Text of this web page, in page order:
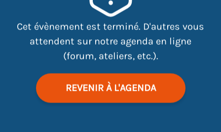
Cet évènement est terminé. D'autres vous
attendent sur notre agenda en ligne
(forum, ateliers, etc.).
REVENIR À L'AGENDA
Vous avez entre 17 et 25 ans, vous êtes sans diplôme
ou qualification professionnelle et vous rencontrez
des difficultés à trouver un travail ou une formation ?
Vous avez envie d’intégrer unÉTABLISSEMENT POUR
L’INSERTION DANS L’EMPLOI(Épide) ?